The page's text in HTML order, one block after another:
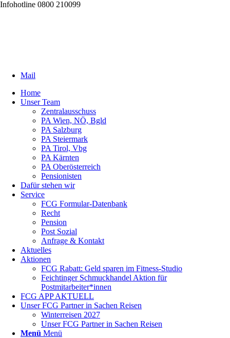
Infohotline 0800 210099
Mail
Home
Unser Team
Zentralausschuss
PA Wien, NÖ, Bgld
PA Salzburg
PA Steiermark
PA Tirol, Vbg
PA Kärnten
PA Oberösterreich
Pensionisten
Dafür stehen wir
Service
FCG Formular-Datenbank
Recht
Pension
Post Sozial
Anfrage & Kontakt
Aktuelles
Aktionen
FCG Rabatt: Geld sparen im Fitness-Studio
Feichtinger Schmuckhandel Aktion für
Postmitarbeiter*innen
FCG APP AKTUELL
Unser FCG Partner in Sachen Reisen
Winterreisen 2027
Unser FCG Partner in Sachen Reisen
Menü Menü